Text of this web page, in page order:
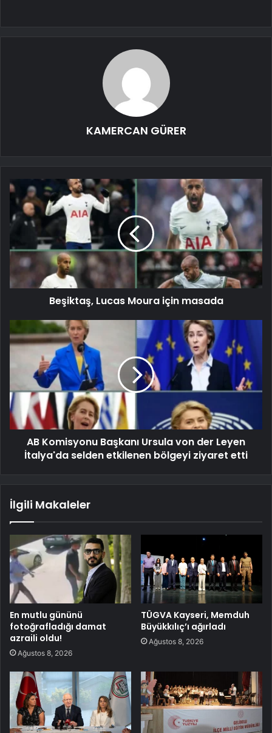
KAMERCAN GÜRER
Beşiktaş, Lucas Moura için masada
AB Komisyonu Başkanı Ursula von der Leyen
İtalya'da selden etkilenen bölgeyi ziyaret etti
İlgili Makaleler
En mutlu gününü
fotoğrafladığı damat
azraili oldu!
Ağustos 8, 2026
TÜGVA Kayseri, Memduh
Büyükkılıç’ı ağırladı
Ağustos 8, 2026